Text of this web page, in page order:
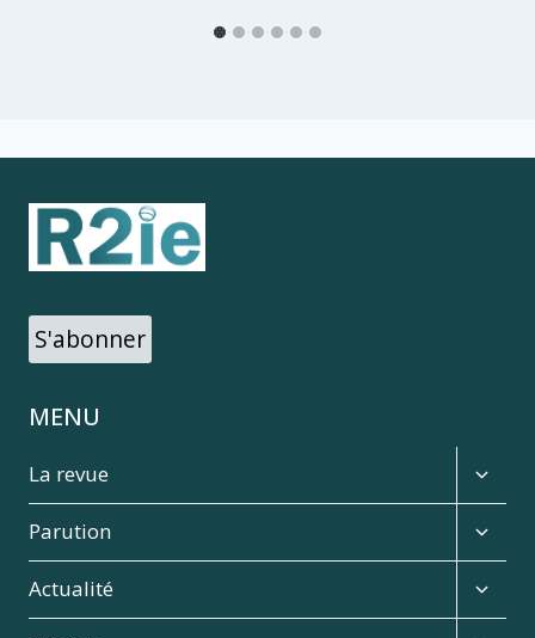
S'abonner
MENU
La revue
child
menu
Parution
child
menu
Actualité
child